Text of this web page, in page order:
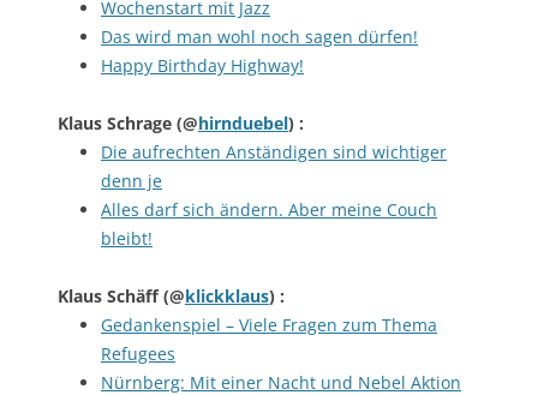
Wochenstart mit Jazz
Das wird man wohl noch sagen dürfen!
Happy Birthday Highway!
Klaus Schrage (@hirnduebel) :
Die aufrechten Anständigen sind wichtiger
denn je
Alles darf sich ändern. Aber meine Couch
bleibt!
Klaus Schäff(@klickklaus) :
Gedankenspiel – Viele Fragen zum Thema
Refugees
Nürnberg: Mit einer Nacht und Nebel Aktion